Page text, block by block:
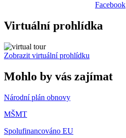
Facebook
Virtuální prohlídka
Zobrazit virtuální prohlídku
Mohlo by vás zajímat
Národní plán obnovy
MŠMT
Spolufinancováno EU